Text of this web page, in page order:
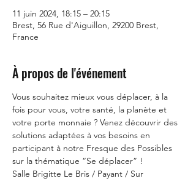
11 juin 2024, 18:15 – 20:15
Brest, 56 Rue d'Aiguillon, 29200 Brest,
France
À propos de l'événement
Vous souhaitez mieux vous déplacer, à la
fois pour vous, votre santé, la planète et
votre porte monnaie ? Venez découvrir des
solutions adaptées à vos besoins en
participant à notre Fresque des Possibles
sur la thématique “Se déplacer” !
Salle Brigitte Le Bris / Payant / Sur